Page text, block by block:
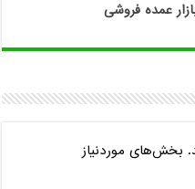
عمده فروشی
بخش‌های موردنیاز